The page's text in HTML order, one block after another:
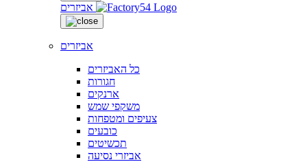
אביזרים
אביזרים
כל האביזרים
חגורות
ארנקים
משקפי שמש
צעיפים ומטפחות
כובעים
תכשיטים
אביזרי נסיעה